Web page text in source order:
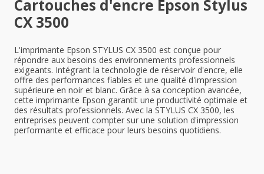
Cartouches d'encre Epson Stylus
CX 3500
L'imprimante Epson STYLUS CX 3500 est conçue pour
répondre aux besoins des environnements professionnels
exigeants. Intégrant la technologie de réservoir d'encre, elle
offre des performances fiables et une qualité d'impression
supérieure en noir et blanc. Grâce à sa conception avancée,
cette imprimante Epson garantit une productivité optimale et
des résultats professionnels. Avec la STYLUS CX 3500, les
entreprises peuvent compter sur une solution d'impression
performante et efficace pour leurs besoins quotidiens.